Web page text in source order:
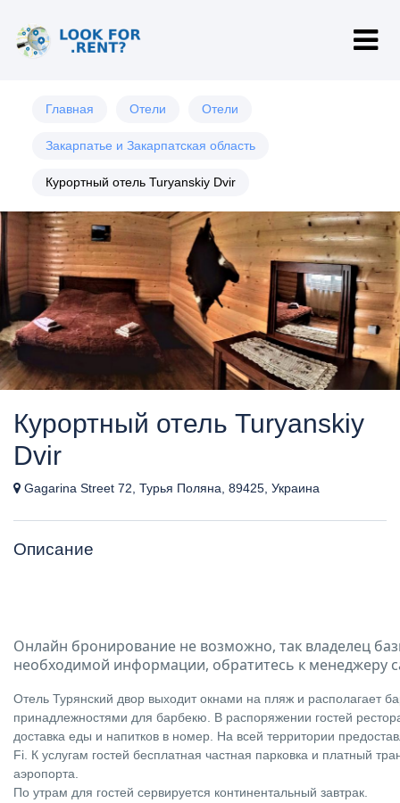
Главная Отели Отели
Закарпатье и Закарпатская область
Курортный отель Turyanskiy Dvir
Курортный отель Turyanskiy
Dvir
Gagarina Street 72, Турья Поляна, 89425, Украина
Описание
Онлайн бронирование не возможно, так владелец
необходимой информации, обратитесь к менеджеру
Отель Турянский двор выходит окнами на пляж и располагает
принадлежностями для барбекю. В распоряжении гостей
доставка еды и напитков в номер. На всей территории
Fi. К услугам гостей бесплатная частная парковка и платный
аэропорта.
По утрам для гостей сервируется континентальный завтрак.